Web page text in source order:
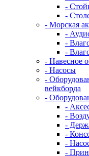
-
-
- Морская
-
-
-
- Навесное
- Насосы
-
вейкборда
-
-
-
-
-
-
-